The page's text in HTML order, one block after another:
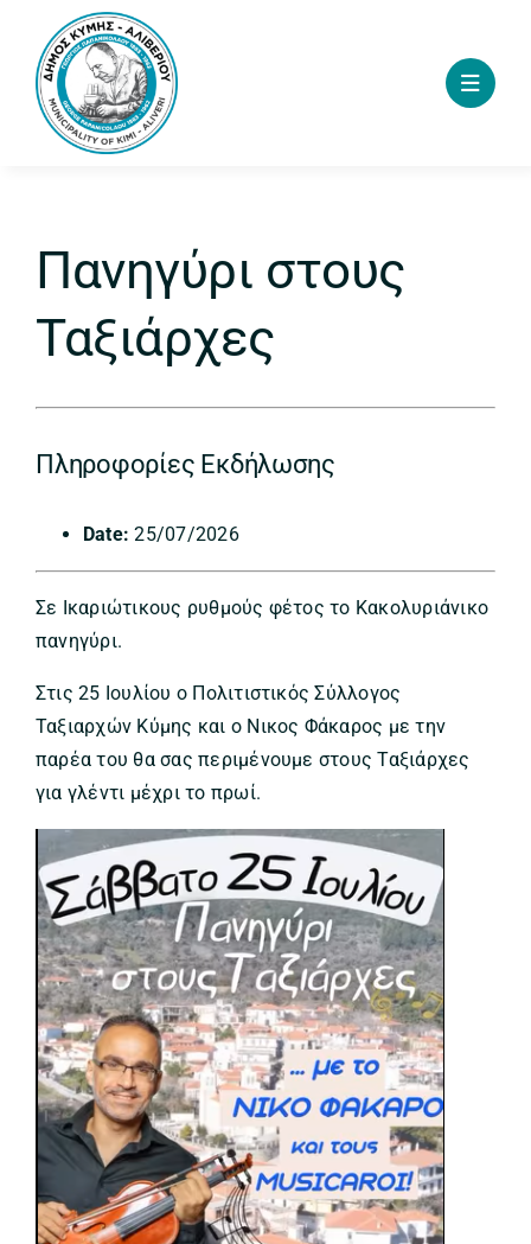
content
Πανηγύρι στους
Ταξιάρχες
Πληροφορίες Εκδήλωσης
Date: 25/07/2026
Σε Ικαριώτικους ρυθμούς φέτος το Κακολυριάνικο
πανηγύρι.
Στις 25 Ιουλίου ο Πολιτιστικός Σύλλογος
Ταξιαρχών Κύμης και ο Νικος Φάκαρος με την
παρέα του θα σας περιμένουμε στους Ταξιάρχες
για γλέντι μέχρι το πρωί.